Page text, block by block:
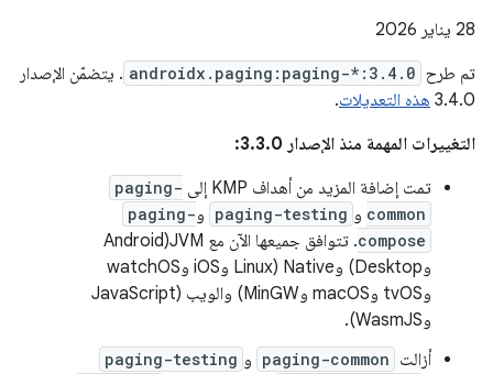
‫28 يناير 2026
تم طرح androidx.paging:paging-*:3.4.0 . يتضمّن الإصدار
3.4.0 هذه التعديلات.
التغييرات المهمة منذ الإصدار 3.3.0:
تمت إضافة المزيد من أهداف KMP إلى
paging-
common و paging-testing وpaging-
compose
. تتوافق جميعها الآن مع JVM(Android
وDesktop) وNative (Linux وiOS وwatchOS
وtvOS وmacOS وMinGW) والويب (JavaScript
وWasmJS).
أزالت paging-common و paging-testing